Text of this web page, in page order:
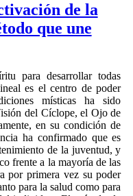
de la
que une
para desarrollar todas
es el centro de poder
místicas ha sido
del Cíclope, el Ojo de
en su condición de
ha confirmado que es
de la juventud, y
frente a la mayoría de las
por primera vez su poder
para la salud como para